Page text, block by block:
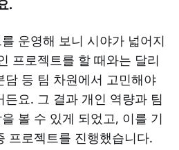
.
운영해 보니 시야가 넓어지
프로젝트를 할 때와는 달리
담 등 팀 차원에서 고민해야
요. 그 결과 개인 역량과 팀
볼 수 있게 되었고, 이를 기
프로젝트를 진행했습니다.